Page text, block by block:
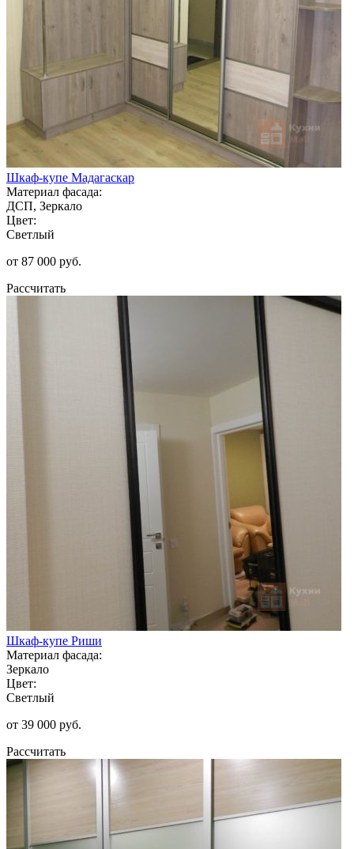
Шкаф-купе Мадагаскар
Материал фасада:
ДСП, Зеркало
Цвет:
Светлый
от 87 000 руб.
Рассчитать
Шкаф-купе Риши
Материал фасада:
Зеркало
Цвет:
Светлый
от 39 000 руб.
Рассчитать